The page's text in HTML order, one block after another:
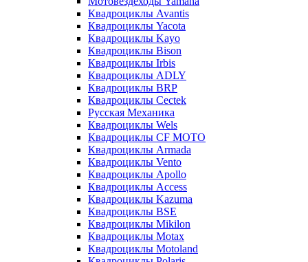
Квадроциклы Avantis
Квадроциклы Yacota
Квадроциклы Kayo
Квадроциклы Bison
Квадроциклы Irbis
Квадроциклы ADLY
Квадроциклы BRP
Квадроциклы Cectek
Русская Механика
Квадроциклы Wels
Квадроциклы CF MOTO
Квадроциклы Armada
Квадроциклы Vento
Квадроциклы Apollo
Квадроциклы Access
Квадроциклы Kazuma
Квадроциклы BSE
Квадроциклы Mikilon
Квадроциклы Motax
Квадроциклы Motoland